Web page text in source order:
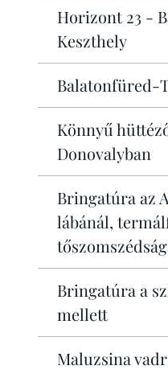
Horizont 23 -
Keszthely
Balatonfüred-
Könnyű
Donovalyban
Bringatúra az
lábánál,
Bringatúra a
mellett
Maluzsina